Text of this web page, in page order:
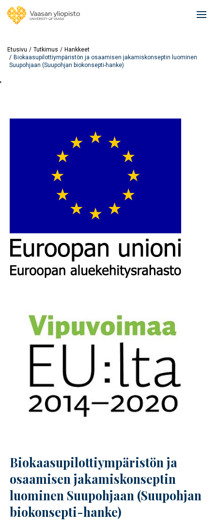
Etusivu Tutkimus
Hankkeet
Biokaasupilottiympäristön ja osaamisen jakamiskonseptin luominen
Suupohjaan (Suupohjan biokonsepti-hanke)
'
Biokaasupilottiympäristön ja
osaamisen jakamiskonseptin
luominen Suupohjaan (Suupohjan
biokonsepti-hanke)